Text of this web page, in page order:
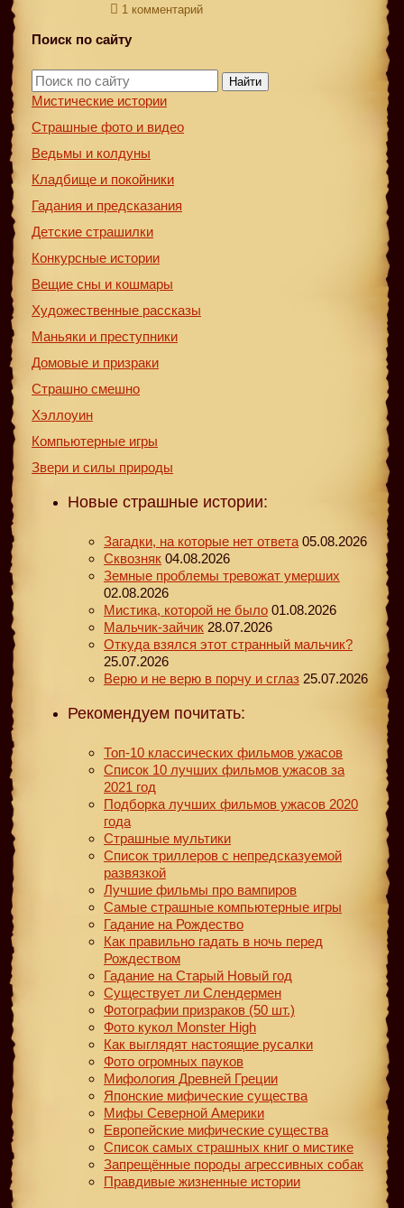
1 комментарий
Поиск по сайту
Найти
Мистические истории
Страшные фото и видео
Ведьмы и колдуны
Кладбище и покойники
Гадания и предсказания
Детские страшилки
Конкурсные истории
Вещие сны и кошмары
Художественные рассказы
Маньяки и преступники
Домовые и призраки
Страшно смешно
Хэллоуин
Компьютерные игры
Звери и силы природы
Новые страшные истории:
Загадки, на которые нет ответа 05.08.2026
Сквозняк 04.08.2026
Земные проблемы тревожат умерших
02.08.2026
Мистика, которой не было 01.08.2026
Мальчик-зайчик 28.07.2026
Откуда взялся этот странный мальчик?
25.07.2026
Верю и не верю в порчу и сглаз 25.07.2026
Рекомендуем почитать:
Топ-10 классических фильмов ужасов
Список 10 лучших фильмов ужасов за
2021 год
Подборка лучших фильмов ужасов 2020
года
Страшные мультики
Список триллеров с непредсказуемой
развязкой
Лучшие фильмы про вампиров
Самые страшные компьютерные игры
Гадание на Рождество
Как правильно гадать в ночь перед
Рождеством
Гадание на Старый Новый год
Существует ли Слендермен
Фотографии призраков (50 шт.)
Фото кукол Monster High
Как выглядят настоящие русалки
Фото огромных пауков
Мифология Древней Греции
Японские мифические существа
Мифы Северной Америки
Европейские мифические существа
Список самых страшных книг о мистике
Запрещённые породы агрессивных собак
Правдивые жизненные истории